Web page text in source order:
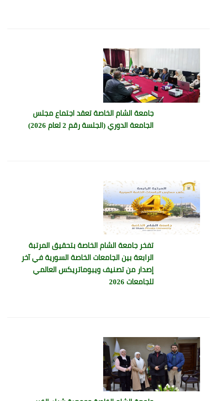
جامعة الشام الخاصة تعقد اجتماع مجلس
الجامعة الدوري (الجلسة رقم 2 لعام 2026)
تفخر جامعة الشام الخاصة بتحقيق المرتبة
الرابعة بين الجامعات الخاصة السورية في آخر
إصدار من تصنيف ويبوماتريكس العالمي
للجامعات 2026